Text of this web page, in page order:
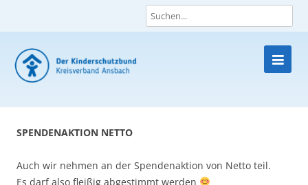
Skip
SPENDENAKTION NETTO
Auch wir nehmen an der Spendenaktion von Netto teil.
Es darf also fleißig abgestimmt werden